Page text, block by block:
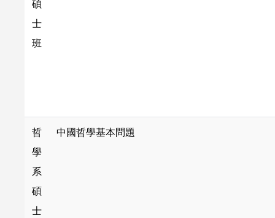
碩
士
班
哲
學
系
碩
士
中國哲學基本問題